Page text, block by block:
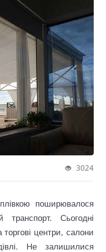
3024
поширювалося
Сьогодні
центри, салони
Не залишилися